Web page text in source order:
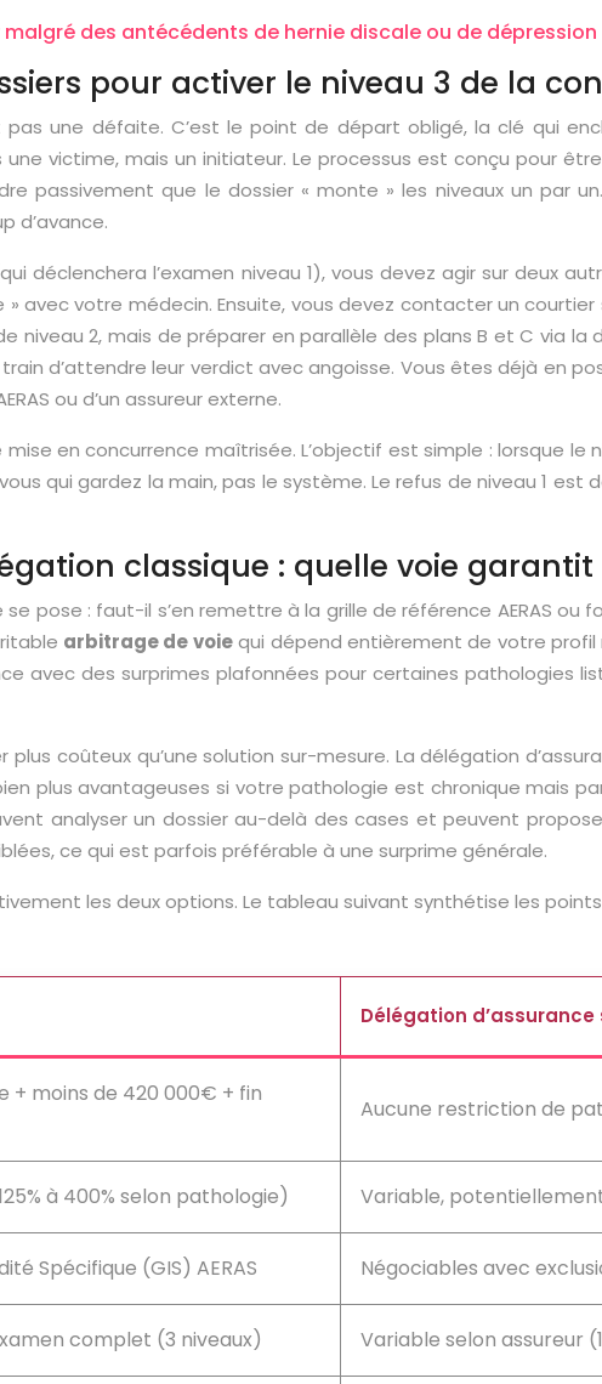
des antécédents de hernie discale ou de dépression
pour activer le niveau 3 de la
une défaite. C’est le point de départ obligé, la clé qui
victime, mais un initiateur. Le processus est conçu pour
passivement que le dossier « monte » les niveaux un par
d’avance.
déclenchera l’examen niveau 1), vous devez agir sur deux
votre médecin. Ensuite, vous devez contacter un courtier
2, mais de préparer en parallèle des plans B et C via la
d’attendre leur verdict avec angoisse. Vous êtes déjà en
ou d’un assureur externe.
en concurrence maîtrisée. L’objectif est simple : lorsque le
qui gardez la main, pas le système. Le refus de niveau 1
classique : quelle voie
pose : faut-il s’en remettre à la grille de référence AERAS ou
arbitrage de voiequi dépend entièrement de votre profil
avec des surprimes plafonnées pour certaines pathologies
coûteux qu’une solution sur-mesure. La délégation
plus avantageuses si votre pathologie est chronique mais
analyser un dossier au-delà des cases et peuvent
ce qui est parfois préférable à une surprime générale.
les deux options. Le tableau suivant synthétise les
Délégation
+ moins de 420 000€ + fin
Aucune restriction de
à 400% selon pathologie) Variable,
Spécifique (GIS) AERAS Négociables avec
complet (3 niveaux) Variable selon assureur